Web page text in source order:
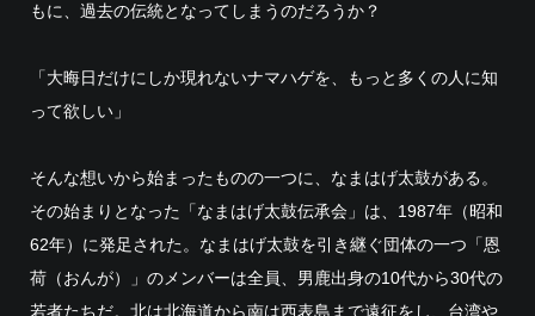
もに、過去の伝統となってしまうのだろうか？
「大晦日だけにしか現れないナマハゲを、もっと多くの人に知
って欲しい」
そんな想いから始まったものの一つに、なまはげ太鼓がある。
その始まりとなった「なまはげ太鼓伝承会」は、1987年（昭和
62年）に発足された。なまはげ太鼓を引き継ぐ団体の一つ「恩
荷（おんが）」のメンバーは全員、男鹿出身の10代から30代の
若者たちだ。北は北海道から南は西表島まで遠征をし、台湾や